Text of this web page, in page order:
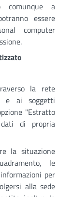
comunque a
essere
computer
la rete
e ai soggetti
"Estratto
di propria
la situazione
le
per
alla sede